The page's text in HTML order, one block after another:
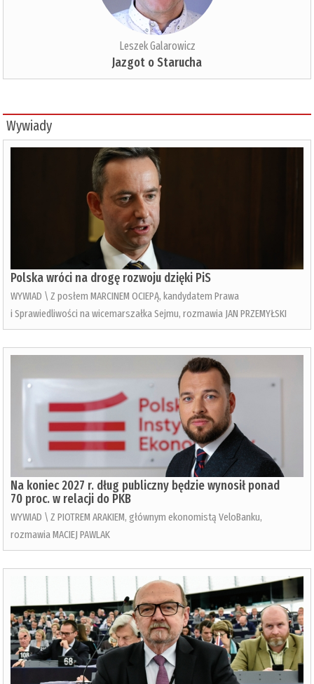
Leszek Galarowicz
Jazgot o Starucha
Wywiady
Polska wróci na drogę rozwoju dzięki PiS
WYWIAD \ Z posłem MARCINEM OCIEPĄ, kandydatem Prawa
i Sprawiedliwości na wicemarszałka Sejmu, rozmawia JAN PRZEMYŁSKI
Na koniec 2027 r. dług publiczny będzie wynosił ponad
70 proc. w relacji do PKB
WYWIAD \ Z PIOTREM ARAKIEM, głównym ekonomistą VeloBanku,
rozmawia MACIEJ PAWLAK